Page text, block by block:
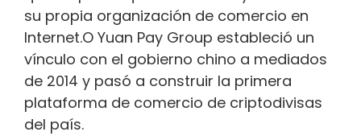
su propia organización de comercio en
Internet.O Yuan Pay Group estableció un
vínculo con el gobierno chino a mediados
de 2014 y pasó a construir la primera
plataforma de comercio de criptodivisas
del país.